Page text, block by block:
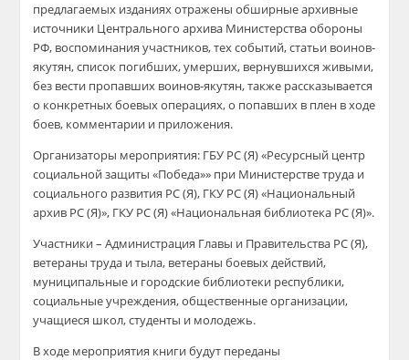
предлагаемых изданиях отражены обширные архивные
источники Центрального архива Министерства обороны
РФ, воспоминания участников, тех событий, статьи воинов-
якутян, список погибших, умерших, вернувшихся живыми,
без вести пропавших воинов-якутян, также рассказывается
о конкретных боевых операциях, о попавших в плен в ходе
боев, комментарии и приложения.
Организаторы мероприятия: ГБУ РС (Я) «Ресурсный центр
социальной защиты «Победа»» при Министерстве труда и
социального развития РС (Я), ГКУ РС (Я) «Национальный
архив РС (Я)», ГКУ РС (Я) «Национальная библиотека РС (Я)».
Участники – Администрация Главы и Правительства РС (Я),
ветераны труда и тыла, ветераны боевых действий,
муниципальные и городские библиотеки республики,
социальные учреждения, общественные организации,
учащиеся школ, студенты и молодежь.
В ходе мероприятия книги будут переданы